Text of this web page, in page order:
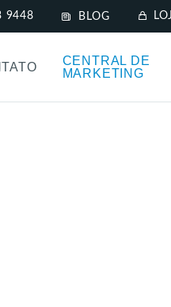
9448 BLOG
CENTRAL DE
MARKETING